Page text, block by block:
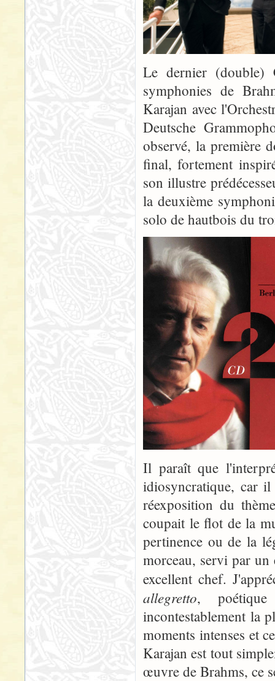
Le dernier (double)
symphonies de
Karajan avec
Deutsche
observé, la première
final, fortement
son illustre
la deuxième
solo de hautbois du
Il paraît que
idiosyncratique, car
réexposition du
coupait le flot de la
pertinence ou de la
morceau, servi par
excellent chef.
allegretto,
incontestablement la
moments intenses et
Karajan est tout
œuvre de Brahms, ce